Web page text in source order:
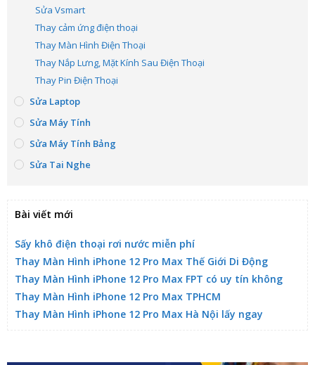
Sửa Vsmart
Thay cảm ứng điện thoại
Thay Màn Hình Điện Thoại
Thay Nắp Lưng, Mặt Kính Sau Điện Thoại
Thay Pin Điện Thoại
Sửa Laptop
Sửa Máy Tính
Sửa Máy Tính Bảng
Sửa Tai Nghe
Bài viết mới
Sấy khô điện thoại rơi nước miễn phí
Thay Màn Hình iPhone 12 Pro Max Thế Giới Di Động
Thay Màn Hình iPhone 12 Pro Max FPT có uy tín không
Thay Màn Hình iPhone 12 Pro Max TPHCM
Thay Màn Hình iPhone 12 Pro Max Hà Nội lấy ngay